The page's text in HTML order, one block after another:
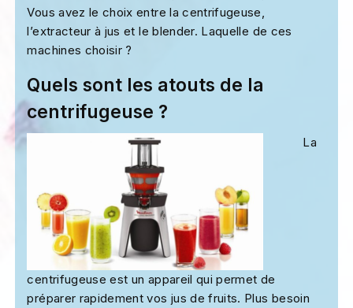
Vous avez le choix entre la centrifugeuse,
l’extracteur à jus et le blender. Laquelle de ces
machines choisir ?
Quels sont les atouts de la
centrifugeuse ?
La
centrifugeuse est un appareil qui permet de
préparer rapidement vos jus de fruits. Plus besoin